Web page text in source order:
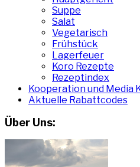
Suppe
Salat
Vegetarisch
Frühstück
Lagerfeuer
Koro Rezepte
Rezeptindex
Kooperation und Media
Aktuelle Rabattcodes
Über Uns: